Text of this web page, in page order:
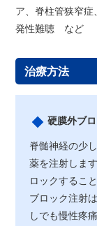
ア、脊柱管狭窄
発性難聴 など
治療方法
硬膜外ブ
脊髄神経の少
薬を注射しま
ロックするこ
ブロック注射
しでも慢性疼